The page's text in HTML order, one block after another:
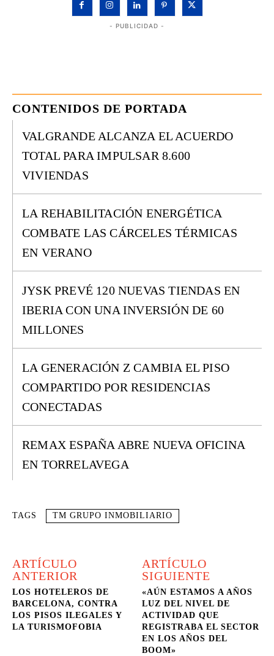
- PUBLICIDAD -
CONTENIDOS DE PORTADA
VALGRANDE ALCANZA EL ACUERDO
TOTAL PARA IMPULSAR 8.600
VIVIENDAS
LA REHABILITACIÓN ENERGÉTICA
COMBATE LAS CÁRCELES TÉRMICAS
EN VERANO
JYSK PREVÉ 120 NUEVAS TIENDAS EN
IBERIA CON UNA INVERSIÓN DE 60
MILLONES
LA GENERACIÓN Z CAMBIA EL PISO
COMPARTIDO POR RESIDENCIAS
CONECTADAS
REMAX ESPAÑA ABRE NUEVA OFICINA
EN TORRELAVEGA
TAGS TM GRUPO INMOBILIARIO
ARTÍCULO
ANTERIOR
LOS HOTELEROS DE
BARCELONA, CONTRA
LOS PISOS ILEGALES Y
LA TURISMOFOBIA
ARTÍCULO
SIGUIENTE
«AÚN ESTAMOS A AÑOS
LUZ DEL NIVEL DE
ACTIVIDAD QUE
REGISTRABA EL SECTOR
EN LOS AÑOS DEL
BOOM»